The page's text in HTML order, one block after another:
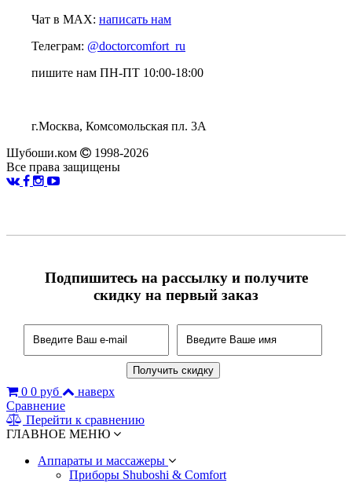
Чат в MAX: написать нам
Телеграм: @doctorcomfort_ru
пишите нам ПН-ПТ 10:00-18:00
г.Москва, Комсомольская пл. 3А
Шубоши.ком
1998-2026
Все права защищены
Подпишитесь на рассылку и получите
скидку на первый заказ
0 0 руб
наверх
Сравнение
Перейти к сравнению
ГЛАВНОЕ МЕНЮ
Аппараты и массажеры
Приборы Shuboshi & Comfort